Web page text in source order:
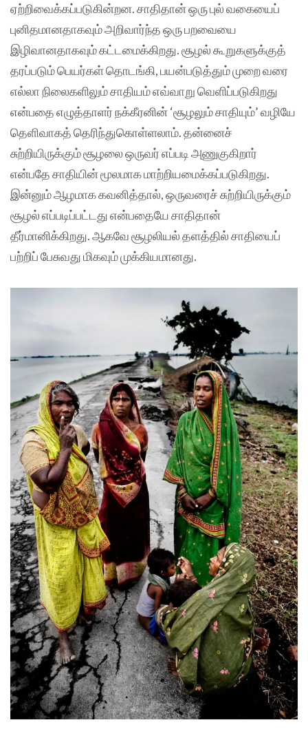
ஏற்றிவைக்கப்படுகின்றன. சாதிதான் ஒரு புல் வகையைப்
புனிதமானதாகவும் அறிவார்ந்த ஒரு பறவையை
இழிவானதாகவும் கட்டமைக்கிறது. சூழல் கூறுகளுக்குத்
தரப்படும் பெயர்கள் தொடங்கி, பயன்படுத்தும் முறை வரை
எல்லா நிலைகளிலும் சாதியம் எவ்வாறு வெளிப்படுகிறது
என்பதை எழுத்தாளர் நக்கீரனின் ‘சூழலும் சாதியும்’ வழியே
தெளிவாகத் தெரிந்துகொள்ளலாம். தன்னைச்
சுற்றியிருக்கும் சூழலை ஒருவர் எப்படி அணுகுகிறார்
என்பதே சாதியின் மூலமாக மாற்றியமைக்கப்படுகிறது.
இன்னும் ஆழமாக கவனித்தால், ஒருவரைச் சுற்றியிருக்கும்
சூழல் எப்படிப்பட்டது என்பதையே சாதிதான்
தீர்மானிக்கிறது. ஆகவே சூழலியல் தளத்தில் சாதியைப்
பற்றிப் பேசுவது மிகவும் முக்கியமானது.